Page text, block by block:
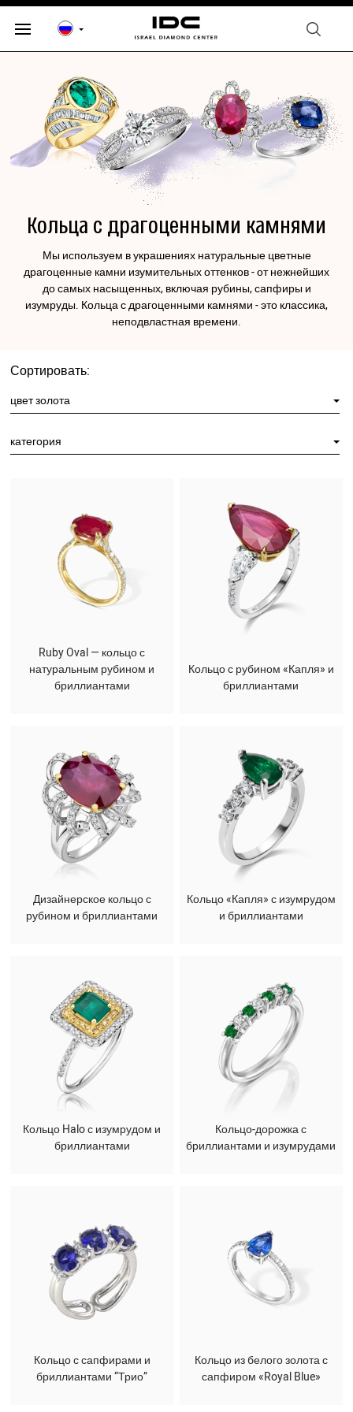
Кольца с драгоценными камнями
Мы используем в украшениях натуральные цветные
драгоценные камни изумительных оттенков - от нежнейших
до самых насыщенных, включая рубины, сапфиры и
изумруды. Кольца с драгоценными камнями - это классика,
неподвластная времени.
Сортировать:
цвет золота
категория
Ruby Oval — кольцо с
натуральным рубином и
бриллиантами
Кольцо с рубином «Капля» и
бриллиантами
Дизайнерское кольцо с
рубином и бриллиантами
Кольцо «Капля» с изумрудом
и бриллиантами
Кольцо Halo с изумрудом и
бриллиантами
Кольцо-дорожка с
бриллиантами и изумрудами
Кольцо с сапфирами и
бриллиантами “Трио”
Кольцо из белого золота с
сапфиром «Royal Blue»